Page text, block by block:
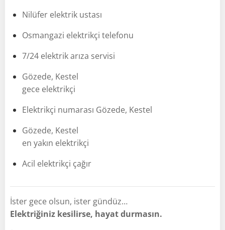
Nilüfer elektrik ustası
Osmangazi elektrikçi telefonu
7/24 elektrik arıza servisi
Gözede, Kestel
gece elektrikçi
Elektrikçi numarası Gözede, Kestel
Gözede, Kestel
en yakın elektrikçi
Acil elektrikçi çağır
İster gece olsun, ister gündüz…
Elektriğiniz kesilirse, hayat durmasın.